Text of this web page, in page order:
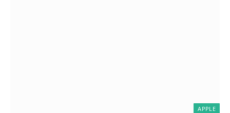
APPLE